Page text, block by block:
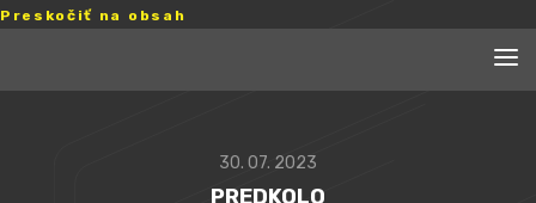
Preskočiť na obsah
30. 07. 2023
PREDKOLO